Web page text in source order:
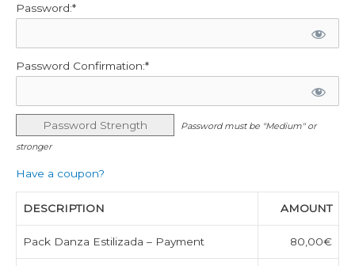
Password:*
Password Confirmation:*
Password Strength
Password must be "Medium" or
stronger
Have a coupon?
DESCRIPTION AMOUNT
Pack Danza Estilizada – Payment 80,00€